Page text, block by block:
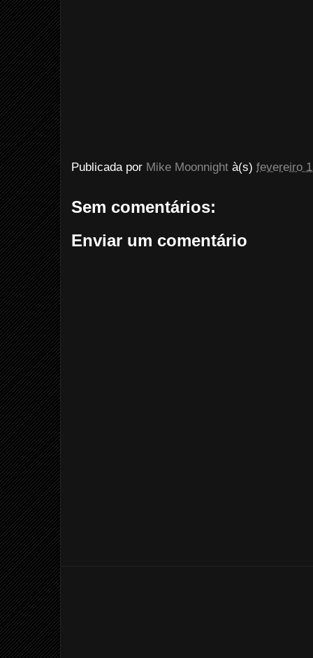
Publicada por Mike Moonnight à(s) fevereiro
Sem comentários:
Enviar um comentário